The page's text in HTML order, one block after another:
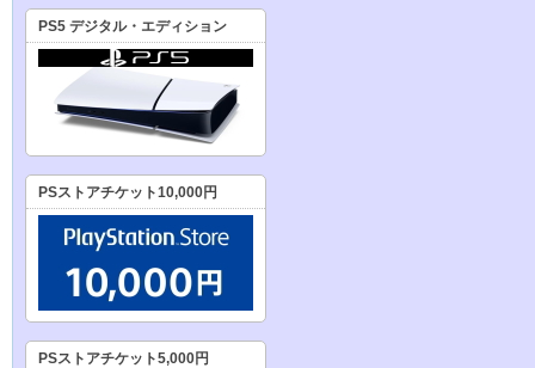
PS5 デジタル・エディション
PSストアチケット10,000円
PSストアチケット5,000円